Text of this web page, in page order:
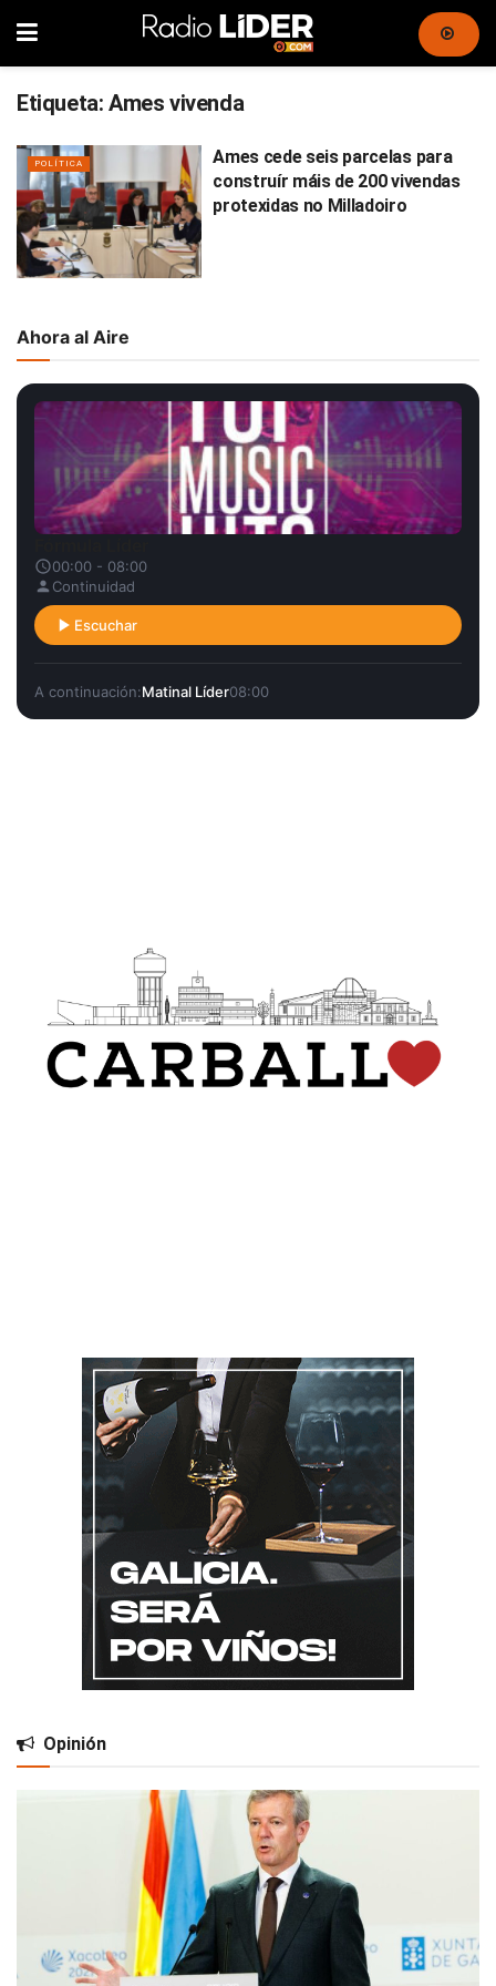
Etiqueta: Ames vivenda
POLÍTICA
Ames cede seis parcelas para
construír máis de 200 vivendas
protexidas no Milladoiro
Ahora al Aire
00:00 - 08:00
Continuidad
Escuchar
A continuación:Matinal Líder08:00
Opinión